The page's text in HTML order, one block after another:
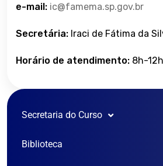
e-mail: ic@famema.sp.gov.br
Secretária: Iraci de Fátima da
Horário de atendimento: 8h-
Secretaria do Curso
Vestibular
Biblioteca